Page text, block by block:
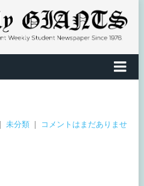
未分類
コメントはまだありませ